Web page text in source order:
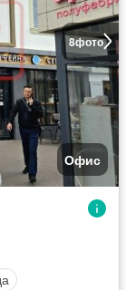
8фото
Офис